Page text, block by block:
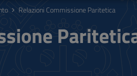
Relazioni Commissione Paritetica